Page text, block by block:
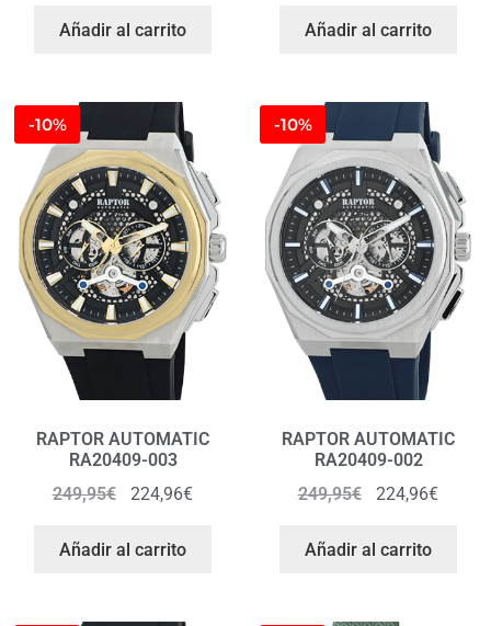
Añadir al carrito Añadir al carrito
-10%
RAPTOR AUTOMATIC
RA20409-003
249,95€ 224,96€
Añadir al carrito
-10%
RAPTOR AUTOMATIC
RA20409-002
249,95€ 224,96€
Añadir al carrito